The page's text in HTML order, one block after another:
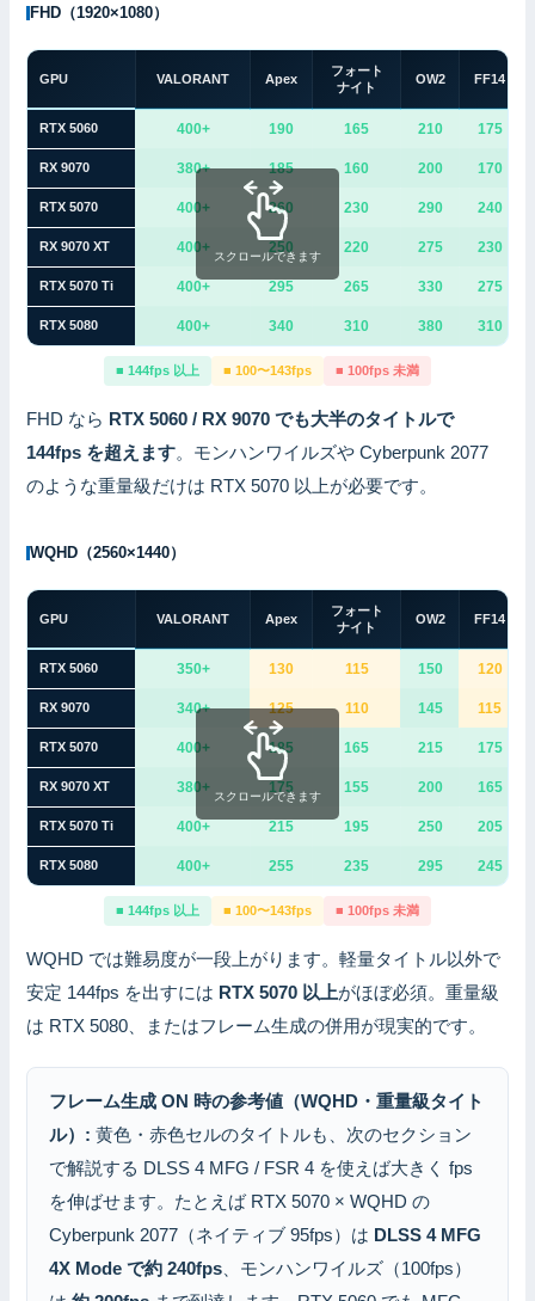
FHD（1920×1080）
GPU VALORANT Apex
フォート
ナイト
OW2 FF14
RTX 5060 400+ 190 165 210 175
RX 9070 380+ 185 160 200 170
RTX 5070 400+ 260 230 290 240
RX 9070 XT 400+ 250 220 275 230
RTX 5070 Ti 400+ 295 265 330 275
RTX 5080 400+ 340 310 380 310
スクロールできます
■ 144fps 以上 ■ 100〜143fps ■ 100fps 未満
FHD なら RTX 5060 / RX 9070 でも大半のタイトルで
144fps を超えます。モンハンワイルズや Cyberpunk 2077
のような重量級だけは RTX 5070 以上が必要です。
WQHD（2560×1440）
GPU VALORANT Apex
フォート
ナイト
OW2 FF14
RTX 5060 350+ 130 115 150 120
RX 9070 340+ 125 110 145 115
RTX 5070 400+ 185 165 215 175
RX 9070 XT 380+ 175 155 200 165
RTX 5070 Ti 400+ 215 195 250 205
RTX 5080 400+ 255 235 295 245
スクロールできます
■ 144fps 以上 ■ 100〜143fps ■ 100fps 未満
WQHD では難易度が一段上がります。軽量タイトル以外で
安定 144fps を出すには RTX 5070 以上がほぼ必須。重量級
は RTX 5080、またはフレーム生成の併用が現実的です。
フレーム生成 ON 時の参考値（WQHD・重量級タイト
ル）: 黄色・赤色セルのタイトルも、次のセクション
で解説する DLSS 4 MFG / FSR 4 を使えば大きく fps
を伸ばせます。たとえば RTX 5070 × WQHD の
Cyberpunk 2077（ネイティブ 95fps）は DLSS 4 MFG
4X Mode で約 240fps 、モンハンワイルズ（100fps）